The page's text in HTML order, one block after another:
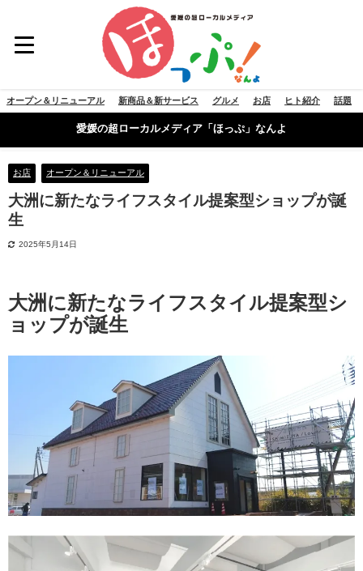
オープン＆リニューアル 新商品＆新サービス グルメ お店 ヒト紹介 話題
愛媛の超ローカルメディア「ほっぷ」なんよ
お店 オープン＆リニューアル
大洲に新たなライフスタイル提案型ショップが誕
生
2025年5月14日
大洲に新たなライフスタイル提案型シ
ョップが誕生